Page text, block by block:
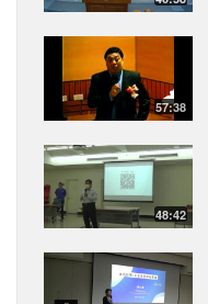
57:38
48:42